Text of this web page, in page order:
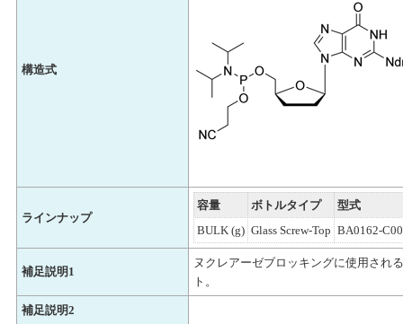
構造式
ラインナップ
容量 ボトルタイプ
型式
BULK (g) Glass Screw-Top BA0162-
補足説明1
ヌクレアーゼブロッキングに使用され
ト。
補足説明2